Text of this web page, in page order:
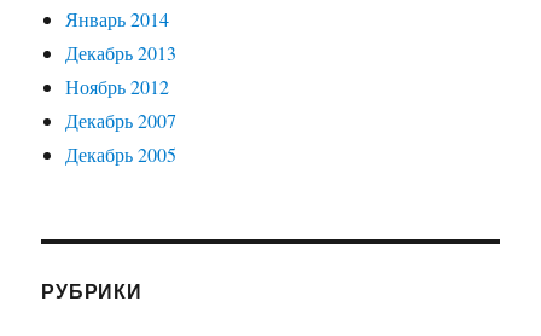
Январь 2014
Декабрь 2013
Ноябрь 2012
Декабрь 2007
Декабрь 2005
РУБРИКИ